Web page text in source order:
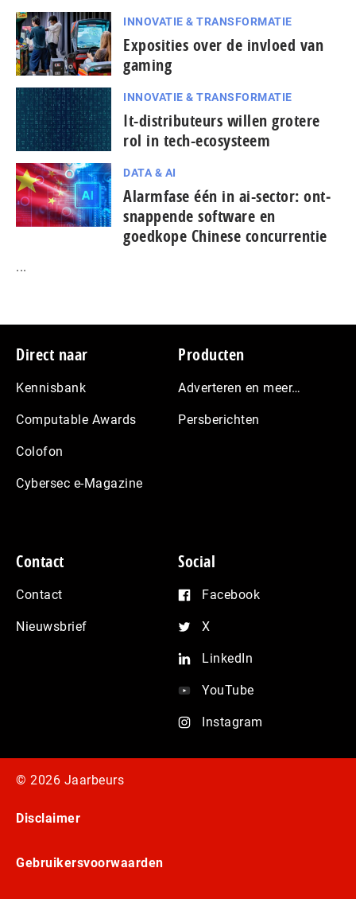
INNOVATIE & TRANSFORMATIE
Exposities over de invloed van
gaming
INNOVATIE & TRANSFORMATIE
It-dis­tri­bu­teurs willen grotere
rol in tech-ecosysteem
DATA & AI
Alarmfase één in ai-sector: ont­
snap­pen­de software en
goedkope Chinese con­cur­ren­tie
...
Footer
Direct naar
Kennisbank
Computable Awards
Colofon
Cybersec e-Magazine
Producten
Adverteren en meer…
Persberichten
Contact
Contact
Nieuwsbrief
Social
Facebook
X
LinkedIn
YouTube
Instagram
© 2026 Jaarbeurs
Disclaimer
Gebruikersvoorwaarden